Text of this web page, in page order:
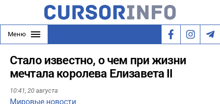
Меню
Стало известно, о чем при жизни
мечтала королева Елизавета II
10:41, 20 августа
Мировые новости